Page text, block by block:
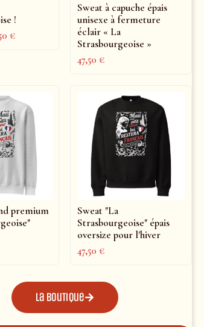
!
€
Sweat à capuche épais
unisexe à fermeture
éclair « La
Strasbourgeoise »
47,50€
premium
Sweat "La
Strasbourgeoise" épais
oversize pour l'hiver
47,50€
La boutique